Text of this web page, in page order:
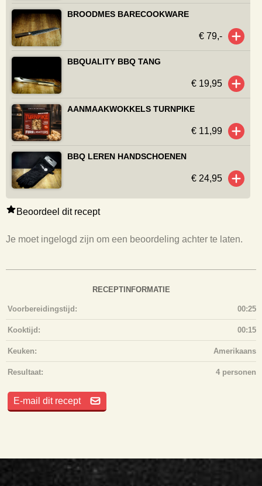
Beoordeel dit recept
Je moet ingelogd zijn om een beoordeling achter te laten.
RECEPTINFORMATIE
Voorbereidingstijd: 00:25
Kooktijd: 00:15
Keuken: Amerikaans
Resultaat: 4 personen
E-mail dit recept
BROODMES BARECOOKWARE
€ 79,-
BBQUALITY BBQ TANG
€ 19,95
AANMAAKWOKKELS TURNPIKE
€ 11,99
BBQ LEREN HANDSCHOENEN
€ 24,95